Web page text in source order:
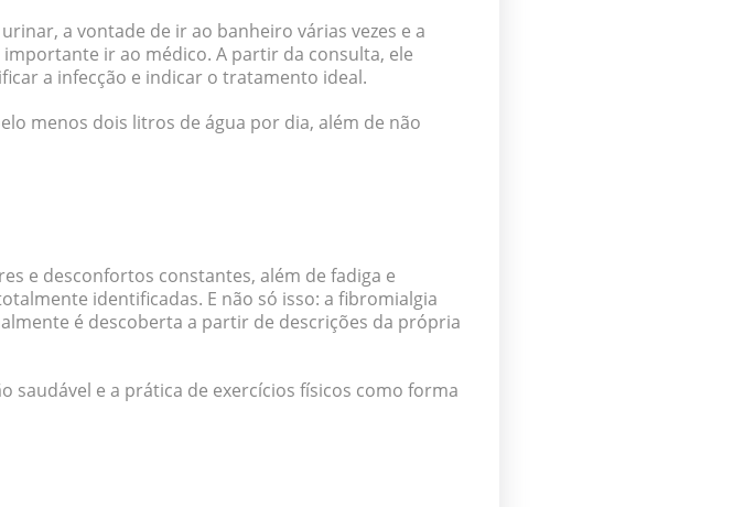
a vontade de ir ao banheiro várias vezes e a
ir ao médico. A partir da consulta, ele
a infecção e indicar o tratamento ideal.
menos dois litros de água por dia, além de não
e desconfortos constantes, além de fadiga e
identificadas. E não só isso: a fibromialgia
é descoberta a partir de descrições da própria
saudável e a prática de exercícios físicos como forma